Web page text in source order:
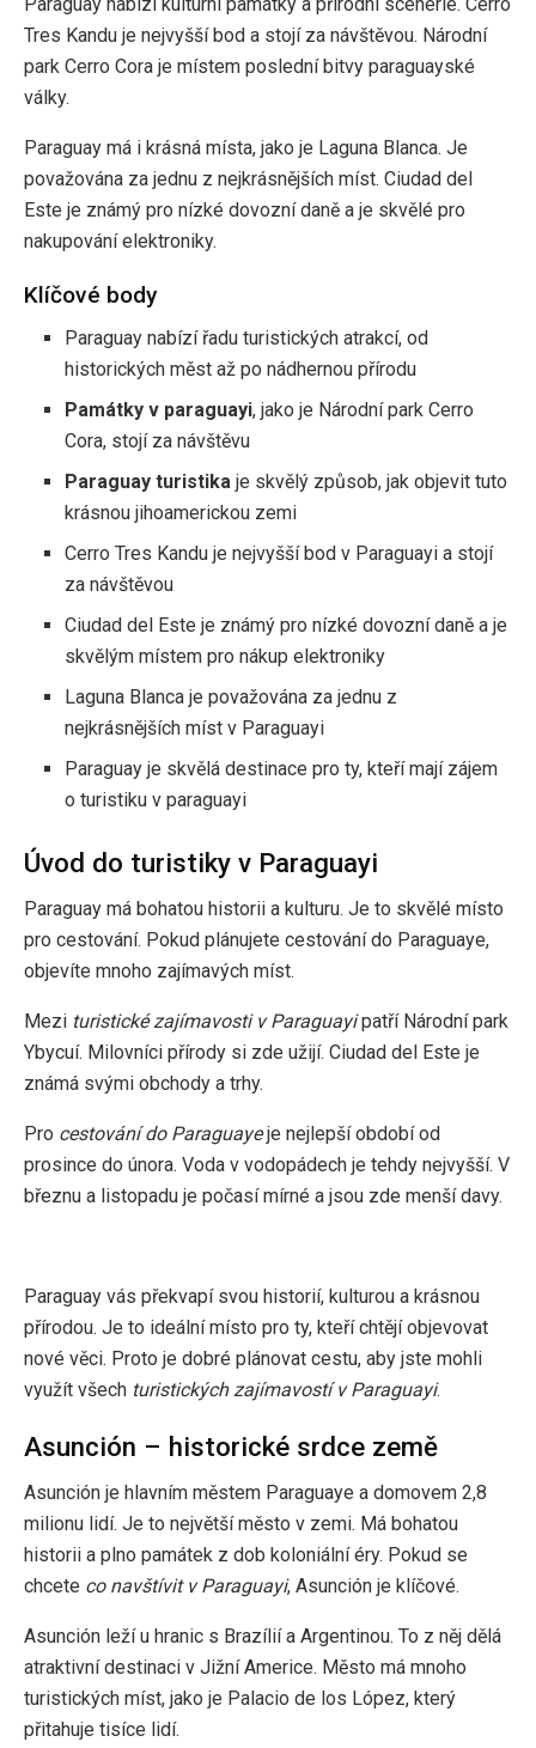
Tres Kandu je nejvyšší bod a stojí za návštěvou. Národní
park Cerro Cora je místem poslední bitvy paraguayské
války.
Paraguay má i krásná místa, jako je Laguna Blanca. Je
považována za jednu z nejkrásnějších míst. Ciudad del
Este je známý pro nízké dovozní daně a je skvělé pro
nakupování elektroniky.
Klíčové body
Paraguay nabízí řadu turistických atrakcí, od
historických měst až po nádhernou přírodu
Památky v paraguayi, jako je Národní park Cerro
Cora, stojí za návštěvu
Paraguay turistika je skvělý způsob, jak objevit tuto
krásnou jihoamerickou zemi
Cerro Tres Kandu je nejvyšší bod v Paraguayi a stojí
za návštěvou
Ciudad del Este je známý pro nízké dovozní daně a je
skvělým místem pro nákup elektroniky
Laguna Blanca je považována za jednu z
nejkrásnějších míst v Paraguayi
Paraguay je skvělá destinace pro ty, kteří mají zájem
o turistiku v paraguayi
Úvod do turistiky v Paraguayi
Paraguay má bohatou historii a kulturu. Je to skvělé místo
pro cestování. Pokud plánujete cestování do Paraguaye,
objevíte mnoho zajímavých míst.
Mezi turistické zajímavosti v Paraguayipatří Národní park
Ybycuí. Milovníci přírody si zde užijí. Ciudad del Este je
známá svými obchody a trhy.
Pro cestování do Paraguayeje nejlepší období od
prosince do února. Voda v vodopádech je tehdy nejvyšší. V
březnu a listopadu je počasí mírné a jsou zde menší davy.
Paraguay vás překvapí svou historií, kulturou a krásnou
přírodou. Je to ideální místo pro ty, kteří chtějí objevovat
nové věci. Proto je dobré plánovat cestu, aby jste mohli
využít všech turistických zajímavostí v Paraguayi.
Asunción – historické srdce země
Asunción je hlavním městem Paraguaye a domovem 2,8
milionu lidí. Je to největší město v zemi. Má bohatou
historii a plno památek z dob koloniální éry. Pokud se
chcete co navštívit v Paraguayi, Asunción je klíčové.
Asunción leží u hranic s Brazílií a Argentinou. To z něj dělá
atraktivní destinaci v Jižní Americe. Město má mnoho
turistických míst, jako je Palacio de los López, který
přitahuje tisíce lidí.